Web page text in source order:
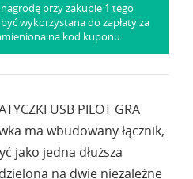
przy zakupie 1 tego
wykorzystana do zapłaty za
na kod kuponu.
USB PILOT GRA
ma wbudowany łącznik,
jako jedna dłuższa
na dwie niezależne